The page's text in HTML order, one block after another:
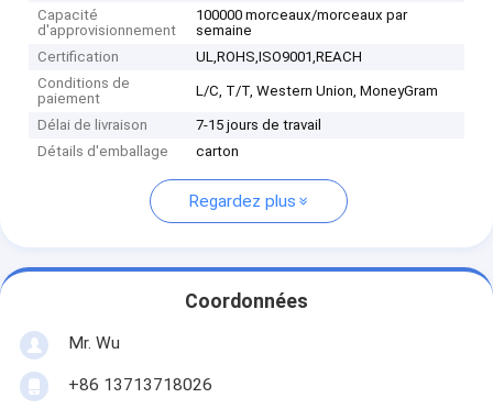
Capacité
d'approvisionnement
100000 morceaux/morceaux par
semaine
Certification
UL,ROHS,ISO9001,REACH
Conditions de
paiement
L/C, T/T, Western Union, MoneyGram
Délai de livraison
7-15 jours de travail
Détails d'emballage
carton
Regardez plus
Coordonnées
Mr. Wu
+86 13713718026